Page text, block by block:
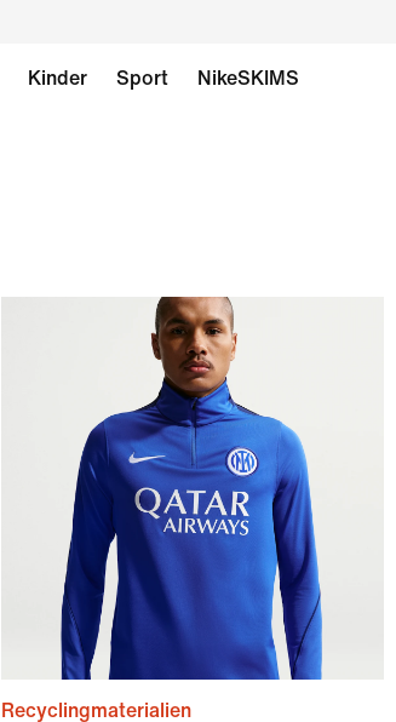
Kinder Sport NikeSKIMS
Recyclingmaterialien